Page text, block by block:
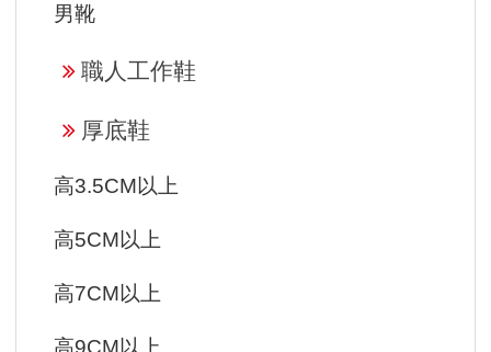
男靴
職人工作鞋
厚底鞋
高3.5CM以上
高5CM以上
高7CM以上